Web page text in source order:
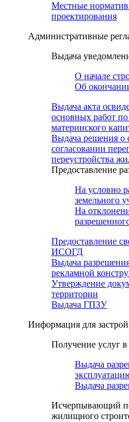
Местные
проектирования
Административные
Выдача
О начале
Об
Выдача акта
основных работ по
материнского
Выдача решения о
согласовании
переустройства
Предоставление
На условно
земельного
На
Предоставление
ИСОГД
Выдача
рекламной
Утверждение
территории
Выдача ГПЗУ
Информация для
Получение услуг
Выдача
Выдача
Исчерпывающий
жилищного